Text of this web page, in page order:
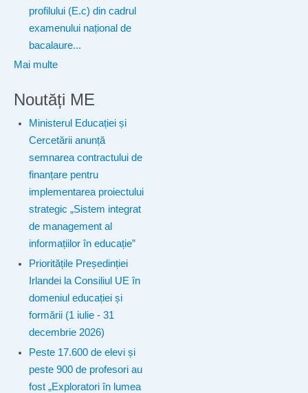
profilului (E.c) din cadrul
examenului național de
bacalaure...
Mai multe
Noutăți ME
Ministerul Educației și
Cercetării anunță
semnarea contractului de
finanțare pentru
implementarea proiectului
strategic „Sistem integrat
de management al
informațiilor în educație”
Prioritățile Președinției
Irlandei la Consiliul UE în
domeniul educației și
formării (1 iulie - 31
decembrie 2026)
Peste 17.600 de elevi și
peste 900 de profesori au
fost „Exploratori în lumea